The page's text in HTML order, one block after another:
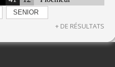
SENIOR
+ DE RÉSULTATS